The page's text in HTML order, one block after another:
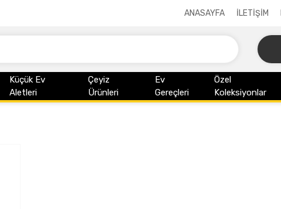
ANASAYFA İLETİŞİM
Küçük Ev
Aletleri
Çeyiz
Ürünleri
Ev
Gereçleri
Özel
Koleksiyonlar